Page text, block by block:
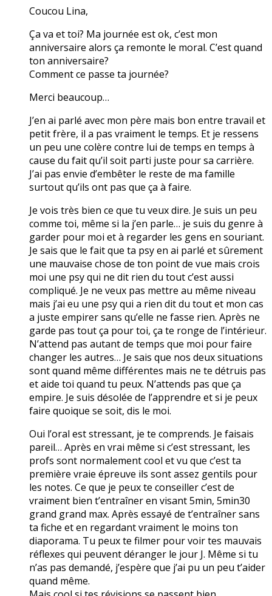
Coucou Lina,
Ça va et toi? Ma journée est ok, c’est mon
anniversaire alors ça remonte le moral. C’est quand
ton anniversaire?
Comment ce passe ta journée?
Merci beaucoup…
J’en ai parlé avec mon père mais bon entre travail et
petit frère, il a pas vraiment le temps. Et je ressens
un peu une colère contre lui de temps en temps à
cause du fait qu’il soit parti juste pour sa carrière.
J’ai pas envie d’embêter le reste de ma famille
surtout qu’ils ont pas que ça à faire.
Je vois très bien ce que tu veux dire. Je suis un peu
comme toi, même si la j’en parle… je suis du genre à
garder pour moi et à regarder les gens en souriant.
Je sais que le fait que ta psy en ai parlé et sûrement
une mauvaise chose de ton point de vue mais crois
moi une psy qui ne dit rien du tout c’est aussi
compliqué. Je ne veux pas mettre au même niveau
mais j’ai eu une psy qui a rien dit du tout et mon cas
a juste empirer sans qu’elle ne fasse rien. Après ne
garde pas tout ça pour toi, ça te ronge de l’intérieur.
N’attend pas autant de temps que moi pour faire
changer les autres… Je sais que nos deux situations
sont quand même différentes mais ne te détruis pas
et aide toi quand tu peux. N’attends pas que ça
empire. Je suis désolée de l’apprendre et si je peux
faire quoique se soit, dis le moi.
Oui l’oral est stressant, je te comprends. Je faisais
pareil… Après en vrai même si c’est stressant, les
profs sont normalement cool et vu que c’est ta
première vraie épreuve ils sont assez gentils pour
les notes. Ce que je peux te conseiller c’est de
vraiment bien t’entraîner en visant 5min, 5min30
grand grand max. Après essayé de t’entraîner sans
ta fiche et en regardant vraiment le moins ton
diaporama. Tu peux te filmer pour voir tes mauvais
réflexes qui peuvent déranger le jour J. Même si tu
n’as pas demandé, j’espère que j’ai pu un peu t’aider
quand même.